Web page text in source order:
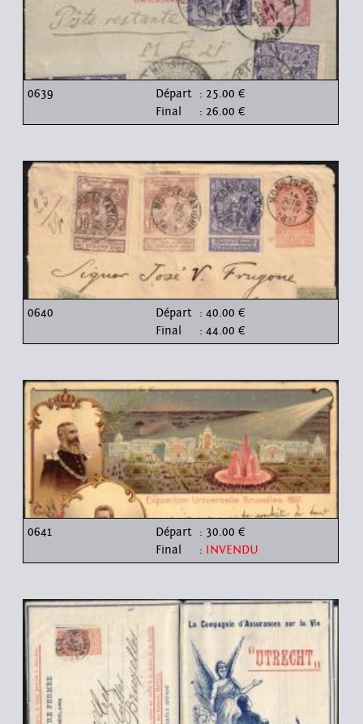
0639 Départ : 25.00 €
Final
: 26.00 €
0640 Départ : 40.00 €
Final
: 44.00 €
0641 Départ : 30.00 €
Final
: INVENDU